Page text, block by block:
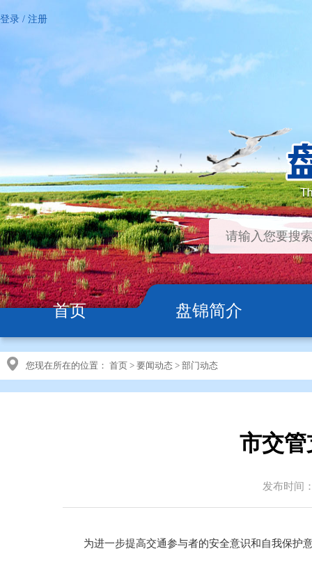
登录 / 注册
首页 盘锦简介
您现在所在的位置： 首页 > 要闻动态 > 部门动态
市交管
发布时间
为进一步提高交通参与者的安全意识和自我保护意